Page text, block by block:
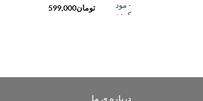
تومان599,000
درباره ی ما